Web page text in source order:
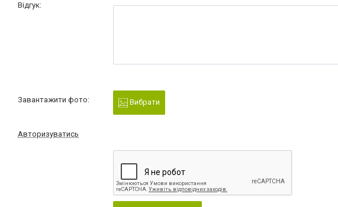
Відгук:
Завантажити фото: Вибрати
Авторизуватись